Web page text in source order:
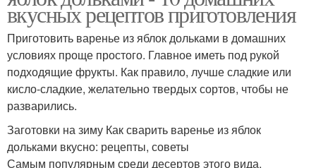
вкусных рецептов приготовления
Приготовить варенье из яблок дольками в домашних
условиях проще простого. Главное иметь под рукой
подходящие фрукты. Как правило, лучше сладкие или
кисло-сладкие, желательно твердых сортов, чтобы не
разварились.
Заготовки на зиму Как сварить варенье из яблок
дольками вкусно: рецепты, советы
Самым популярным среди десертов этого вида,